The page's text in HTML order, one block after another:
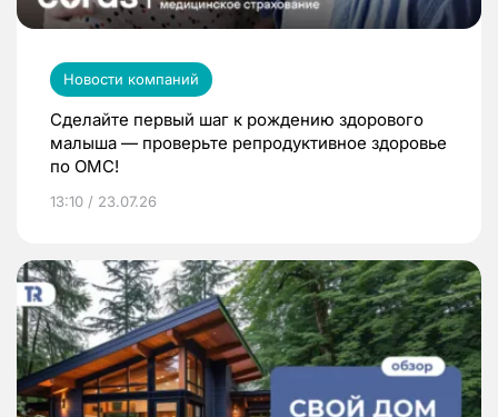
Новости компаний
Сделайте первый шаг к рождению здорового
малыша — проверьте репродуктивное здоровье
по ОМС!
13:10 / 23.07.26